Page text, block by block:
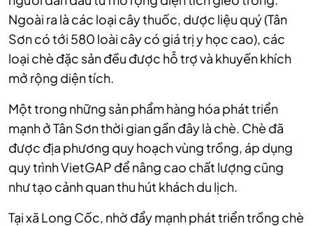
Ngoài ra là các loại cây thuốc, dược liệu quý (Tân
Sơn có tới 580 loài cây có giá trị y học cao), các
loại chè đặc sản đều được hỗ trợ và khuyến khích
mở rộng diện tích.
Một trong những sản phẩm hàng hóa phát triển
mạnh ở Tân Sơn thời gian gần đây là chè. Chè đã
được địa phương quy hoạch vùng trồng, áp dụng
quy trình VietGAP để nâng cao chất lượng cũng
như tạo cảnh quan thu hút khách du lịch.
Tại xã Long Cốc, nhờ đẩy mạnh phát triển trồng chè